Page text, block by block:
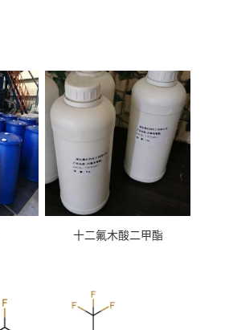
十二氟木酸二甲酯